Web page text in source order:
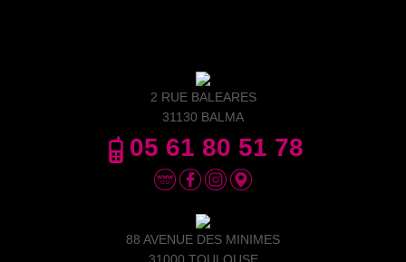
2 RUE BALEARES
31130 BALMA
05 61 80 51 78
88 AVENUE DES MINIMES